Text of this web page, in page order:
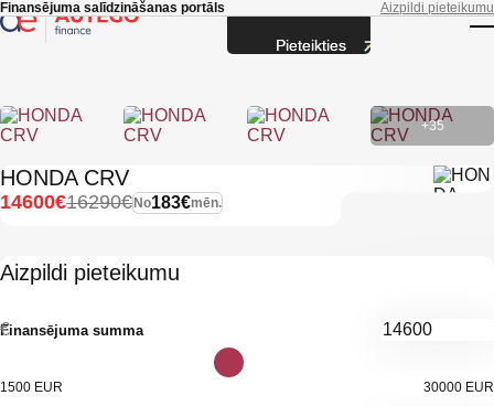
Skip to main content
Finansējuma salīdzināšanas portāls Aizpildi pieteikumu
+35
HONDA CRV
No183€mēn.
16290€
14600€
Aizpildi pieteikumu
Finansējuma summa
€
1500 EUR 30000 EUR